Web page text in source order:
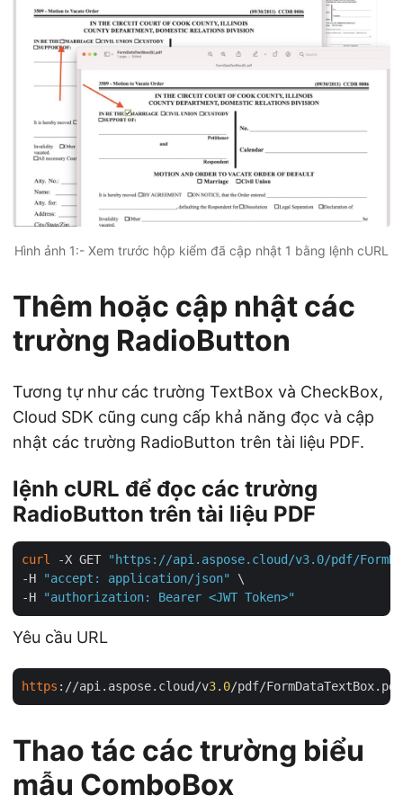
Hình ảnh 1:- Xem trước hộp kiểm đã cập nhật 1 bằng lệnh cURL
Thêm hoặc cập nhật các
trường RadioButton
Tương tự như các trường TextBox và CheckBox,
Cloud SDK cũng cung cấp khả năng đọc và cập
nhật các trường RadioButton trên tài liệu PDF.
lệnh cURL để đọc các trường
RadioButton trên tài liệu PDF
curl -X GET
"https://api.aspose.cloud/v3.0/pdf/
-H
"accept: application/json"
\
-H
"authorization: Bearer <JWT Token>"
Yêu cầu URL
https ://api.aspose.cloud/v3. 0
Thao tác các trường biểu
mẫu ComboBox